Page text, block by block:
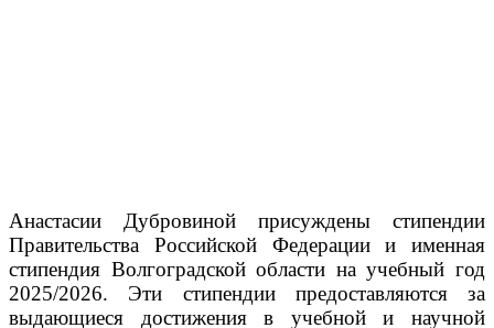
Анастасии Дубровиной присуждены стипендии
Правительства Российской Федерации и именная
стипендия Волгоградской области на учебный год
2025/2026. Эти стипендии предоставляются за
выдающиеся достижения в учебной и научной